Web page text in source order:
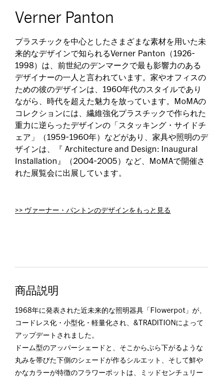
Verner Panton
プラスチックを中心としたさまざまな素材を用いた未
来的なデザインで知られるVerner Panton（1926-
1998）は、前世紀のデンマークで最も影響力のある
デザイナーの一人と言われています。家やオフィスの
ための彼のデザインは、1960年代のスタイルであり
ながら、時代を超えた魅力を放っています。MoMAの
コレクションには、繊維強化プラスチックで作られた
重力に逆らったデザインの「スタッキング・サイドチ
ェア」（1959-1960年）などがあり、家具や照明のデ
ザインは、『 Architecture and Design: Inaugural
Installation』（2004-2005）など、MoMAで開催さ
れた展覧会に出展しています。
>> ヴァーナー・パントンのデザインをもっと見る
商品説明
1968年に発表された近未来的な照明器具「Flowerpot」が、
コードレス化・小型化・軽量化され、&TRADITIONによって
アップデートされました。
ドーム型のアッパーシェードと、そこからぶら下がるような
丸みを帯びた下側のシェードが作るシルエット、そして鮮や
かなカラーが特徴のフラワーポットは、ミッドセンチュリー